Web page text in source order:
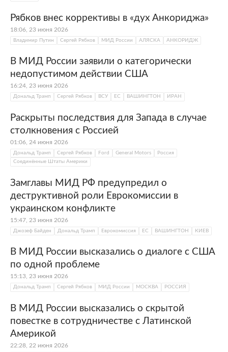
Рябков внес коррективы в «дух Анкориджа»
18:06, 23 июня 2026
Владимир Путин Сергей Рябков МИД России АЛЯСКА АНКОРИДЖ
В МИД России заявили о категорически
недопустимом действии США
16:24, 23 июня 2026
Дональд Трамп Сергей Рябков ВСУ ЕС ВАШИНГТОН ИРАН
Раскрыты последствия для Запада в случае
столкновения с Россией
01:06, 24 июня 2026
Дональд Трамп Сергей Рябков Ford General Motors
Россия
Соединённые Штаты Америки
Замглавы МИД РФ предупредил о
деструктивной роли Еврокомиссии в
украинском конфликте
15:47, 23 июня 2026
Джозеф Байден Дональд Трамп Еврокомиссия ЕС ВАШИНГТОН КИЕВ
В МИД России высказались о диалоге с США
по одной проблеме
15:13, 23 июня 2026
Дональд Трамп Сергей Рябков МИД России МОСКВА РОССИЯ
В МИД России высказались о скрытой
повестке в сотрудничестве с Латинской
Америкой
22:28, 22 июня 2026